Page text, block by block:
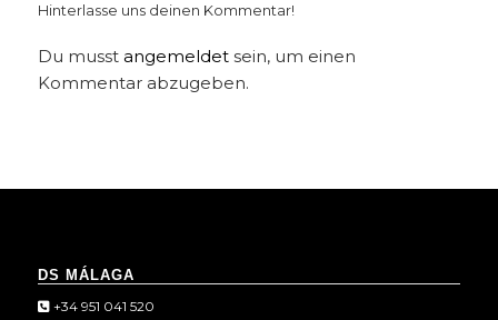
Hinterlasse uns deinen Kommentar!
Du musst angemeldetsein, um einen
Kommentar abzugeben.
DS MÁLAGA
+34 951 041 520